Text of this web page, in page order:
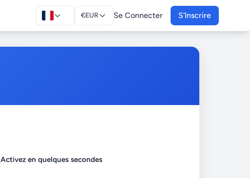
€EUR Se Connecter S'Inscrire
Activez en quelques secondes